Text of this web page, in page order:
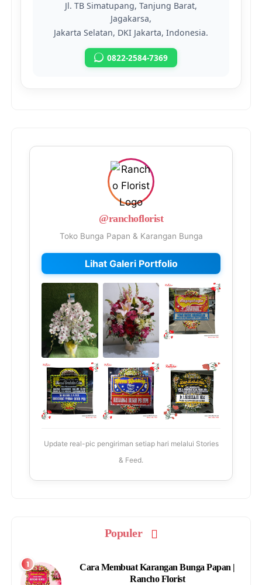
Jl. TB Simatupang, Tanjung Barat,
Jagakarsa,
Jakarta Selatan, DKI Jakarta, Indonesia.
0822-2584-7369
@ranchoflorist
Toko Bunga Papan & Karangan Bunga
Lihat Galeri Portfolio
Update real-pic pengiriman setiap hari melalui Stories
& Feed.
Populer
Cara Membuat Karangan Bunga Papan |
Rancho Florist